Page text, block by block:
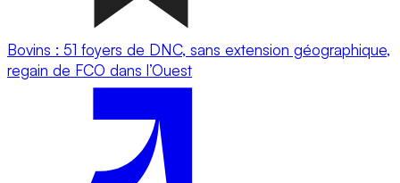
Bovins : 51 foyers de DNC, sans extension géographique,
regain de FCO dans l’Ouest